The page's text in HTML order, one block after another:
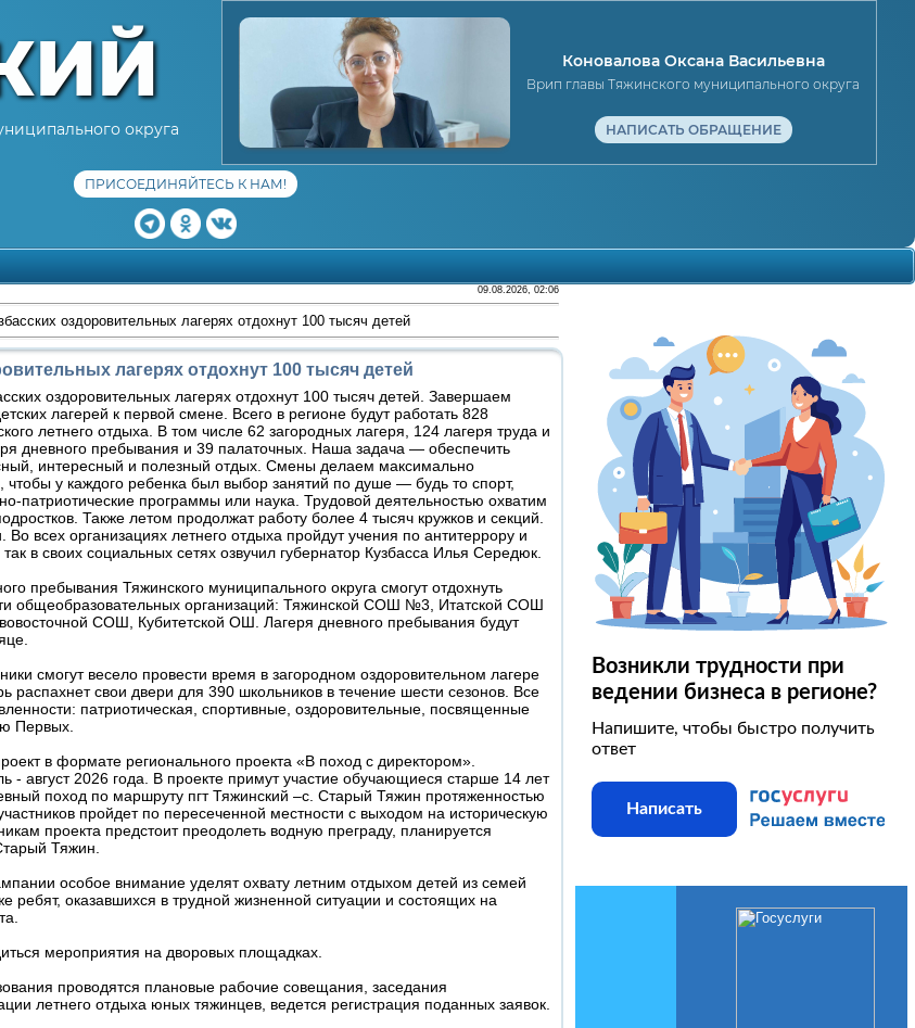
округа
Коновалова Оксана Васильевна
Врип главы Тяжинского муниципального округа
НАПИСАТЬ ОБРАЩЕНИЕ
ПРИСОЕДИНЯЙТЕСЬ К НАМ!
09.08.2026, 02:06
оздоровительных лагерях отдохнут 100 тысяч детей
лагерях отдохнут 100 тысяч детей
оздоровительных лагерях отдохнут 100 тысяч детей. Завершаем
лагерей к первой смене. Всего в регионе будут работать 828
летнего отдыха. В том числе 62 загородных лагеря, 124 лагеря труда и
дневного пребывания и 39 палаточных. Наша задача — обеспечить
интересный и полезный отдых. Смены делаем максимально
чтобы у каждого ребенка был выбор занятий по душе — будь то спорт,
патриотические программы или наука. Трудовой деятельностью охватим
Также летом продолжат работу более 4 тысяч кружков и секций.
всех организациях летнего отдыха пройдут учения по антитеррору и
в своих социальных сетях озвучил губернатор Кузбасса Илья Середюк.
пребывания Тяжинского муниципального округа смогут отдохнуть
общеобразовательных организаций: Тяжинской СОШ №3, Итатской СОШ
СОШ, Кубитетской ОШ. Лагеря дневного пребывания будут
смогут весело провести время в загородном оздоровительном лагере
распахнет свои двери для 390 школьников в течение шести сезонов. Все
патриотическая, спортивные, оздоровительные, посвященные
Первых.
в формате регионального проекта «В поход с директором».
- август 2026 года. В проекте примут участие обучающиеся старше 14 лет
поход по маршруту пгт Тяжинский –с. Старый Тяжин протяженностью
пройдет по пересеченной местности с выходом на историческую
проекта предстоит преодолеть водную преграду, планируется
Тяжин.
особое внимание уделят охвату летним отдыхом детей из семей
ребят, оказавшихся в трудной жизненной ситуации и состоящих на
мероприятия на дворовых площадках.
проводятся плановые рабочие совещания, заседания
летнего отдыха юных тяжинцев, ведется регистрация поданных заявок.
Возникли трудности при
ведении бизнеса в регионе?
Напишите, чтобы быстро получить
ответ
Написать